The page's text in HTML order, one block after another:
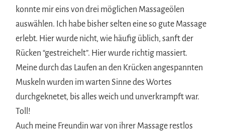
konnte mir eins von drei möglichen Massageölen
auswählen. Ich habe bisher selten eine so gute Massage
erlebt. Hier wurde nicht, wie häufig üblich, sanft der
Rücken “gestreichelt”. Hier wurde richtig massiert.
Meine durch das Laufen an den Krücken angespannten
Muskeln wurden im warten Sinne des Wortes
durchgeknetet, bis alles weich und unverkrampft war.
Toll!
Auch meine Freundin war von ihrer Massage restlos